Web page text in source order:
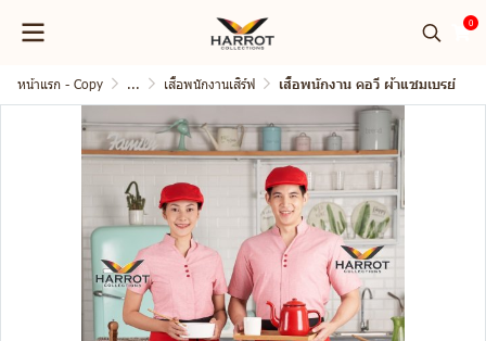
0
หน้าแรก - Copy ... เสื้อพนักงานเสิร์ฟ เสื้อพนักงาน คอวี ผ้าแชมเบรย์